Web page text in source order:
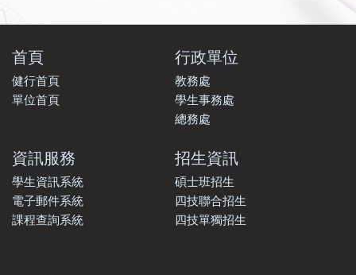
首頁
健行首頁
單位首頁
行政單位
教務處
學生事務處
總務處
資訊服務
學生資訊系統
電子郵件系統
課程查詢系統
招生資訊
碩士班招生
四技聯合招生
四技單獨招生